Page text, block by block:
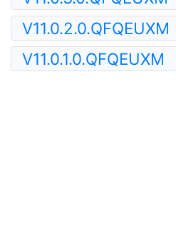
V11.0.2.0.QFQEUXM
V11.0.1.0.QFQEUXM